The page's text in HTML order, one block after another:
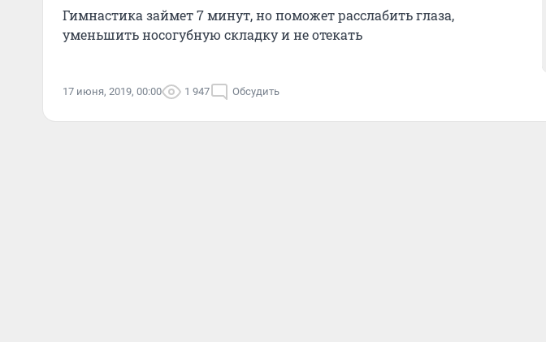
Гимнастика займет 7 минут, но поможет расслабить глаза,
уменьшить носогубную складку и не отекать
17 июня, 2019, 00:00 1 947 Обсудить